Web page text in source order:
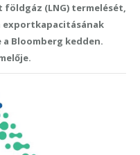
(LNG) termelését,
exportkapacitásának
Bloomberg kedden.